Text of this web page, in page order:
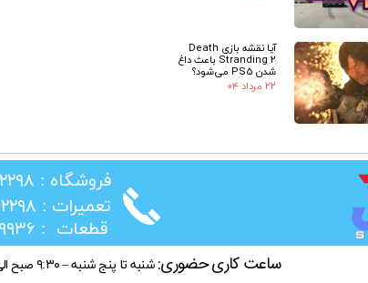
آیا نقشه بازی Death
Stranding 2 باعث داغ
شدن PS5 می‌شود؟
۲۲ مرداد ۰۴
​فروشگاه : ۰۲۶۳۲۲۲۲۲۹۸
​تعمیرات : ۰۲۶۳۲۲۰۲۲۹۸
​قطعات : ۰۲۱۳۶۳۴۹۹۳۶
ساعت کاری حضوری: شنبه تا پنج شنبه – ۹:۳۰ صبح الی ۲۱:۰۰